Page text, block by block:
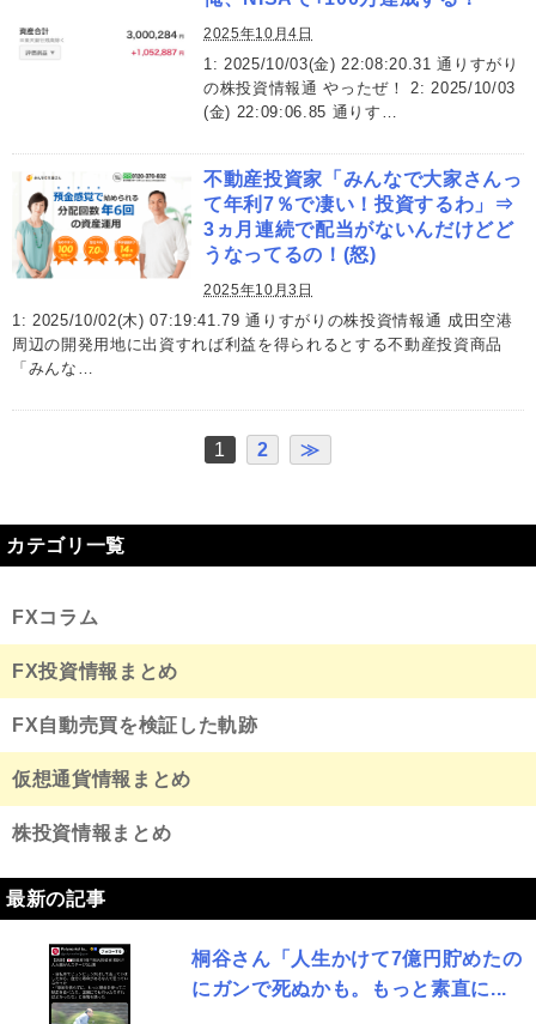
2025年10月4日
1: 2025/10/03(金) 22:08:20.31 通りすがり
の株投資情報通 やったぜ！ 2: 2025/10/03
(金) 22:09:06.85 通りす…
不動産投資家「みんなで大家さんっ
て年利7％で凄い！投資するわ」⇒
3ヵ月連続で配当がないんだけどど
うなってるの！(怒)
2025年10月3日
1: 2025/10/02(木) 07:19:41.79 通りすがりの株投資情報通 成田空港
周辺の開発用地に出資すれば利益を得られるとする不動産投資商品
「みんな…
1 2 ≫
カテゴリ一覧
FXコラム
FX投資情報まとめ
FX自動売買を検証した軌跡
仮想通貨情報まとめ
株投資情報まとめ
最新の記事
桐谷さん「人生かけて7億円貯めたの
にガンで死ぬかも。もっと素直に...